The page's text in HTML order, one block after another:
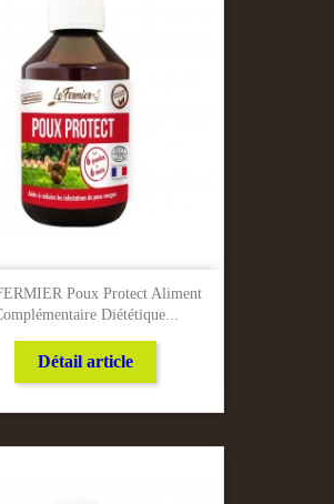
Poux Protect Aliment
Diététique...
Détail article